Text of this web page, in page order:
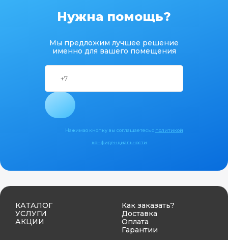
Нужна помощь?
Мы предложим лучшее решение
именно для вашего помещения
Нажимая кнопку вы соглашаетесь с политикой
конфиденциальности
КАТАЛОГ
УСЛУГИ
АКЦИИ
Как заказать?
Доставка
Оплата
Гарантии